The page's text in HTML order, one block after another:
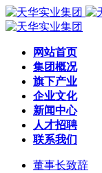
网站首页
集团概况
旗下产业
企业文化
新闻中心
人才招聘
联系我们
董事长致辞